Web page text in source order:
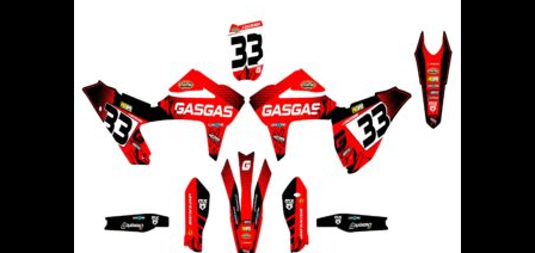
250,00 €